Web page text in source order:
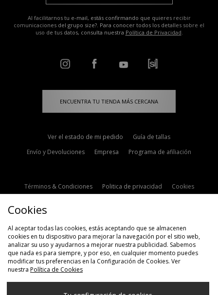
Al facilitarnos tu e-mail, estás confirmando que quieres recibir
comunicaciones del grupo size?. Para conocer todos los detalles sobre el
uso de tus datos, consulta nuestra Política de Privacidad.
ENCUENTRA TU TIENDA MÁS CERCANA
Ver el estado de mi pedido
Guía de tallas
Envío y Devoluciones
Empresa Programa de afiliación
Términos & Condiciones Politica de privacidad
Cookies
Selecciona País
Cookies
Al aceptar todas las cookies, estás aceptando que se almacenen
cookies en tu dispositivo para mejorar la navegación por el sitio web,
analizar su uso y ayudarnos a mejorar nuestra publicidad. Sabemos
que nada es para siempre, y por eso, en cualquier momento puedes
modificar tus preferencias en la Configuración de Cookies. Ver
nuestra Política de Cookies